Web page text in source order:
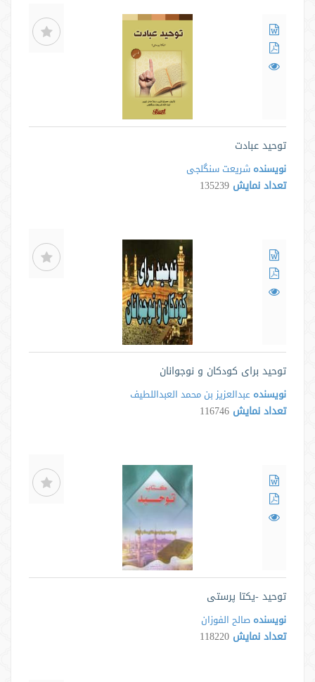
توحید عبادت
نویسنده شریعت سنگلجی
تعداد نمایش 135239
توحید برای کودکان و نوجوانان
نویسنده عبدالعزیز بن محمد العبداللطیف
تعداد نمایش 116746
توحید -یکتا پرستی
نویسنده صالح الفوزان
تعداد نمایش 118220